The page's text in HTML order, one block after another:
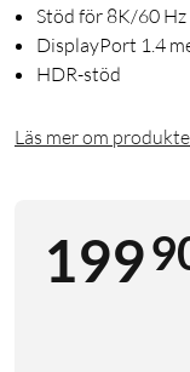
Stöd för 8K/60 Hz
DisplayPort 1.4
HDR-stöd
Läs mer om
199